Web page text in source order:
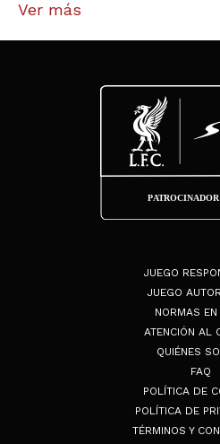
Los errores comunes en el
Ver más
JUEGO
JUEGO
NORMAS EN
ATENCIÓN AL
QUIÉNES
FAQ
POLÍTICA DE
POLÍTICA DE
TÉRMINOS Y